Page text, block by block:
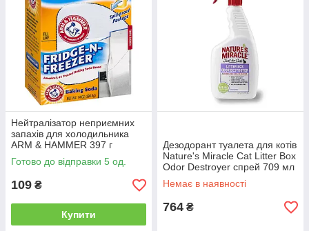
Нейтралізатор неприємних
запахів для холодильника
ARM & HAMMER 397 г
Готово до відправки 5 од.
109 ₴
Купити
Дезодорант туалета для котів
Nature's Miracle Cat Litter Box
Odor Destroyer спрей 709 мл
Немає в наявності
764 ₴